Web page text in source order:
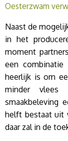
Oesterzwam
Naast de
in het
moment
een
heerlijk is om
minder vlees
smaakbeleving
helft bestaat uit
daar zal in de